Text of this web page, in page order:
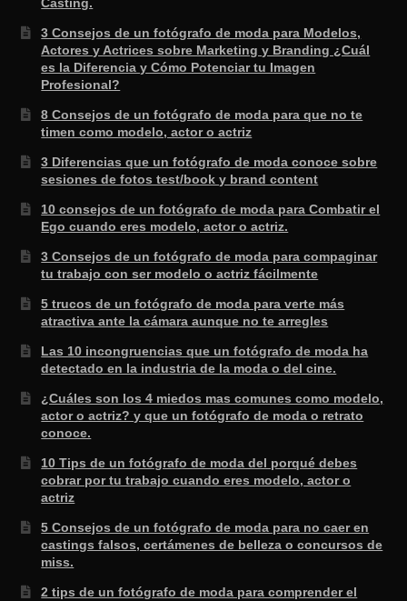
Casting.
3 Consejos de un fotógrafo de moda para Modelos,
Actores y Actrices sobre Marketing y Branding ¿Cuál
es la Diferencia y Cómo Potenciar tu Imagen
Profesional?
8 Consejos de un fotógrafo de moda para que no te
timen como modelo, actor o actriz
3 Diferencias que un fotógrafo de moda conoce sobre
sesiones de fotos test/book y brand content
10 consejos de un fotógrafo de moda para Combatir el
Ego cuando eres modelo, actor o actriz.
3 Consejos de un fotógrafo de moda para compaginar
tu trabajo con ser modelo o actriz fácilmente
5 trucos de un fotógrafo de moda para verte más
atractiva ante la cámara aunque no te arregles
Las 10 incongruencias que un fotógrafo de moda ha
detectado en la industria de la moda o del cine.
¿Cuáles son los 4 miedos mas comunes como modelo,
actor o actriz? y que un fotógrafo de moda o retrato
conoce.
10 Tips de un fotógrafo de moda del porqué debes
cobrar por tu trabajo cuando eres modelo, actor o
actriz
5 Consejos de un fotógrafo de moda para no caer en
castings falsos, certámenes de belleza o concursos de
miss.
2 tips de un fotógrafo de moda para comprender el